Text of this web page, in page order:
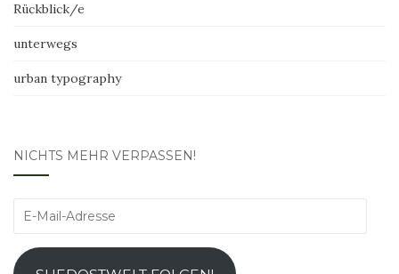
Rückblick/e
unterwegs
urban typography
NICHTS MEHR VERPASSEN!
E-
Adresse